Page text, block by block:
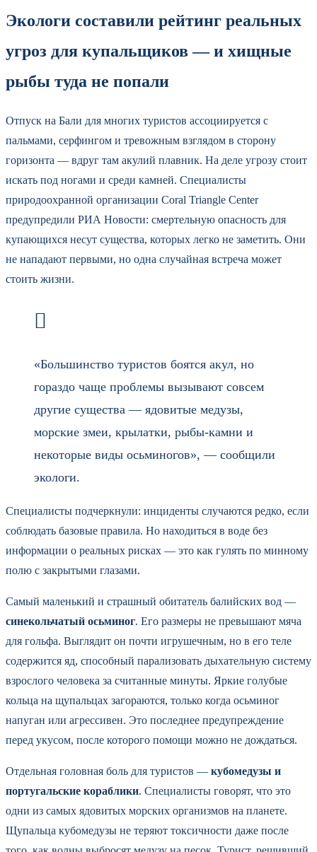
Экологи составили рейтинг реальных
угроз для купальщиков — и хищные
рыбы туда не попали
Отпуск на Бали для многих туристов ассоциируется с
пальмами, серфингом и тревожным взглядом в сторону
горизонта — вдруг там акулий плавник. На деле угрозу стоит
искать под ногами и среди камней. Специалисты
природоохранной организации Coral Triangle Center
предупредили РИА Новости: смертельную опасность для
купающихся несут существа, которых легко не заметить. Они
не нападают первыми, но одна случайная встреча может
стоить жизни.
«Большинство туристов боятся акул, но
гораздо чаще проблемы вызывают совсем
другие существа — ядовитые медузы,
морские змеи, крылатки, рыбы-камни и
некоторые виды осьминогов», — сообщили
экологи.
Специалисты подчеркнули: инциденты случаются редко, если
соблюдать базовые правила. Но находиться в воде без
информации о реальных рисках — это как гулять по минному
полю с закрытыми глазами.
Самый маленький и страшный обитатель балийских вод —
синекольчатый осьминог. Его размеры не превышают мяча
для гольфа. Выглядит он почти игрушечным, но в его теле
содержится яд, способный парализовать дыхательную систему
взрослого человека за считанные минуты. Яркие голубые
кольца на щупальцах загораются, только когда осьминог
напуган или агрессивен. Это последнее предупреждение
перед укусом, после которого помощи можно не дождаться.
Отдельная головная боль для туристов — кубомедузы и
португальские кораблики. Специалисты говорят, что это
одни из самых ядовитых морских организмов на планете.
Щупальца кубомедузы не теряют токсичности даже после